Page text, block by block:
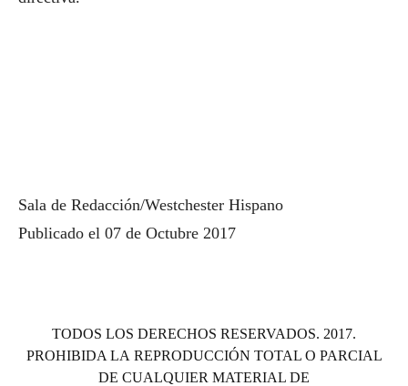
Sala de Redacción/Westchester Hispano
Publicado el 07 de Octubre 2017
TODOS LOS DERECHOS RESERVADOS. 2017.
PROHIBIDA LA REPRODUCCIÓN TOTAL O PARCIAL
DE CUALQUIER MATERIAL DE